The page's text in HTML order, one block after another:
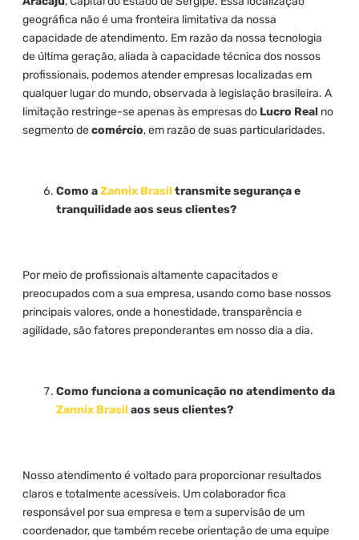
geográfica não é uma fronteira limitativa da nossa
capacidade de atendimento. Em razão da nossa tecnologia
de última geração, aliada à capacidade técnica dos nossos
profissionais, podemos atender empresas localizadas em
qualquer lugar do mundo, observada à legislação brasileira. A
limitação restringe-se apenas às empresas do Lucro Real no
segmento decomércio, em razão de suas particularidades.
Como aZannix Brasiltransmite segurança e
tranquilidade aos seus clientes?
Por meio de profissionais altamente capacitados e
preocupados com a sua empresa, usando como base nossos
principais valores, onde a honestidade, transparência e
agilidade, são fatores preponderantes em nosso dia a dia.
Como funciona a comunicação no atendimento da
Zannix Brasilaos seus clientes?
Nosso atendimento é voltado para proporcionar resultados
claros e totalmente acessíveis. Um colaborador fica
responsável por sua empresa e tem a supervisão de um
coordenador, que também recebe orientação de uma equipe